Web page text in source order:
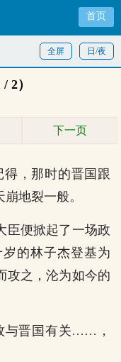
首页
日/夜
全屏
2）
下一页
得，那时的晋国跟
地裂一般。
臣便掀起了一场政
的林子杰登基为
攻之，沦为如今的
与晋国有关……，